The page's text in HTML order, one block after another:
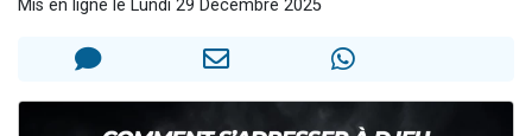
Il reste 49 places pour étudier en groupe sur Zoom
Mis en ligne le Lundi 29 Décembre 2025